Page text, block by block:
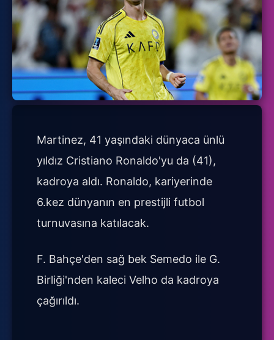
Martinez, 41 yaşındaki dünyaca ünlü
yıldız Cristiano Ronaldo'yu da (41),
kadroya aldı. Ronaldo, kariyerinde
6.kez dünyanın en prestijli futbol
turnuvasına katılacak.
F. Bahçe'den sağ bek Semedo ile G.
Birliği'nden kaleci Velho da kadroya
çağırıldı.